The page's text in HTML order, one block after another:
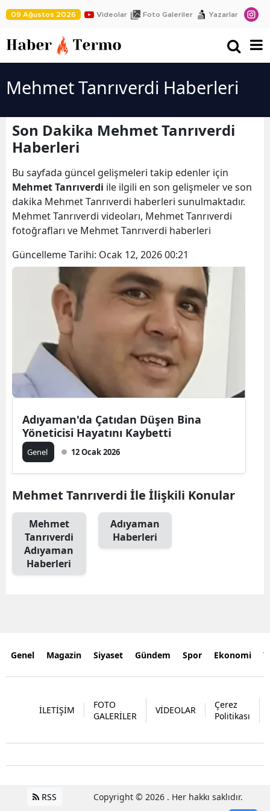
09 Ağustos 2026 Videolar Foto Galeriler Yazarlar
Mehmet Tanrıverdi Haberleri
Son Dakika Mehmet Tanrıverdi
Haberleri
Bu sayfada güncel gelişmeleri takip edenler için
Mehmet Tanrıverdi ile ilgili en son gelişmeler ve son
dakika Mehmet Tanrıverdi haberleri sunulmaktadır.
Mehmet Tanrıverdi videoları, Mehmet Tanrıverdi
fotoğrafları ve Mehmet Tanrıverdi haberleri
Güncelleme Tarihi: Ocak 12, 2026 00:21
Adıyaman'da Çatıdan Düşen Bina
Yöneticisi Hayatını Kaybetti
Genel 12 Ocak 2026
Mehmet Tanrıverdi İle İlişkili Konular
Mehmet
Tanrıverdi
Adıyaman
Haberleri
Adıyaman
Haberleri
Genel Magazin Siyaset Gündem Spor Ekonomi
İLETİŞİM
FOTO
GALERİLER
VİDEOLAR
Çerez
Politikası
RSS Copyright © 2026 . Her hakkı saklıdır.